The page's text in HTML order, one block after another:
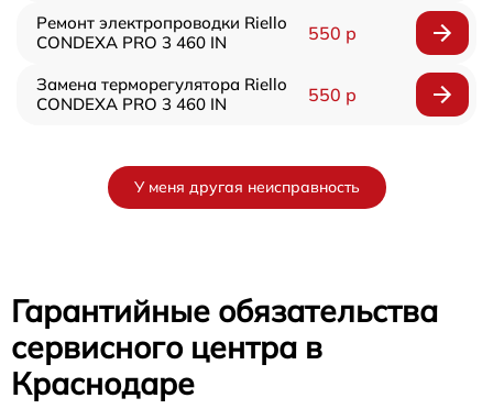
Ремонт электропроводки Riello
CONDEXA PRO 3 460 IN
550 р
Замена терморегулятора Riello
CONDEXA PRO 3 460 IN
550 р
У меня другая неисправность
Гарантийные обязательства
сервисного центра в
Краснодаре